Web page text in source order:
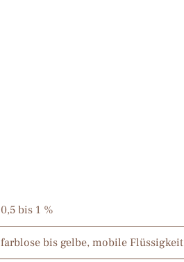
0,5 bis 1 %
farblose bis gelbe, mobile Flüssigkeit